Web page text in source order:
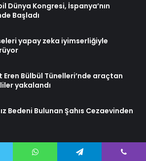
Dünya Kongresi, İspanya’nın
Başladı
yapay zeka iyimserliğiyle
Eren Bülbül Tünelleri’nde araçtan
yakalandı
Bedeni Bulunan Şahıs Cezaevinden